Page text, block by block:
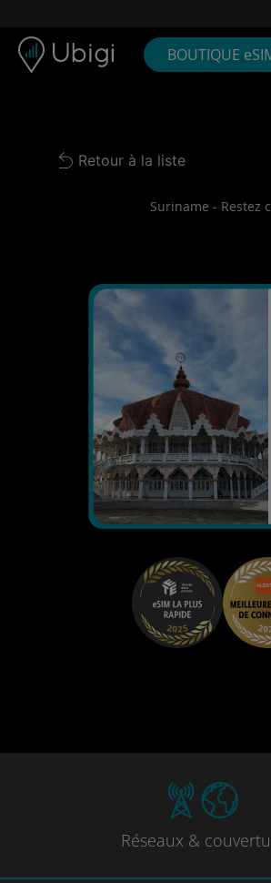
BOUTIQUE
Back to list
Retour à la liste
Suriname - Restez
Réseaux &